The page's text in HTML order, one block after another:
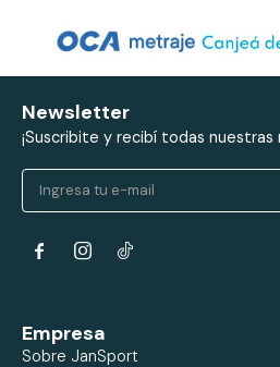
Newsletter
¡Suscribite y recibí todas nuestras
 
Empresa
Sobre JanSport